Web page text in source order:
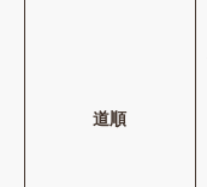
道順